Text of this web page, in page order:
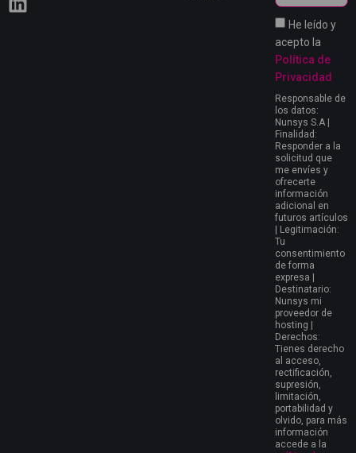
He leído y
acepto la
Política de
Privacidad
Responsable de
los datos:
Nunsys S.A |
Finalidad:
Responder a la
solicitud que
me envíes y
ofrecerte
información
adicional en
futuros artículos
| Legitimación:
Tu
consentimiento
de forma
expresa |
Destinatario:
Nunsys mi
proveedor de
hosting |
Derechos:
Tienes derecho
al acceso,
rectificación,
supresión,
limitación,
portabilidad y
olvido, para más
información
accede a la